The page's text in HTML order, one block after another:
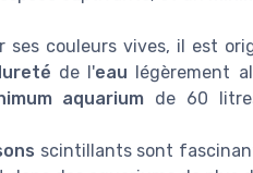
ses couleurs vives, il est
de l'eau légèrement
aquarium de 60
scintillants sont